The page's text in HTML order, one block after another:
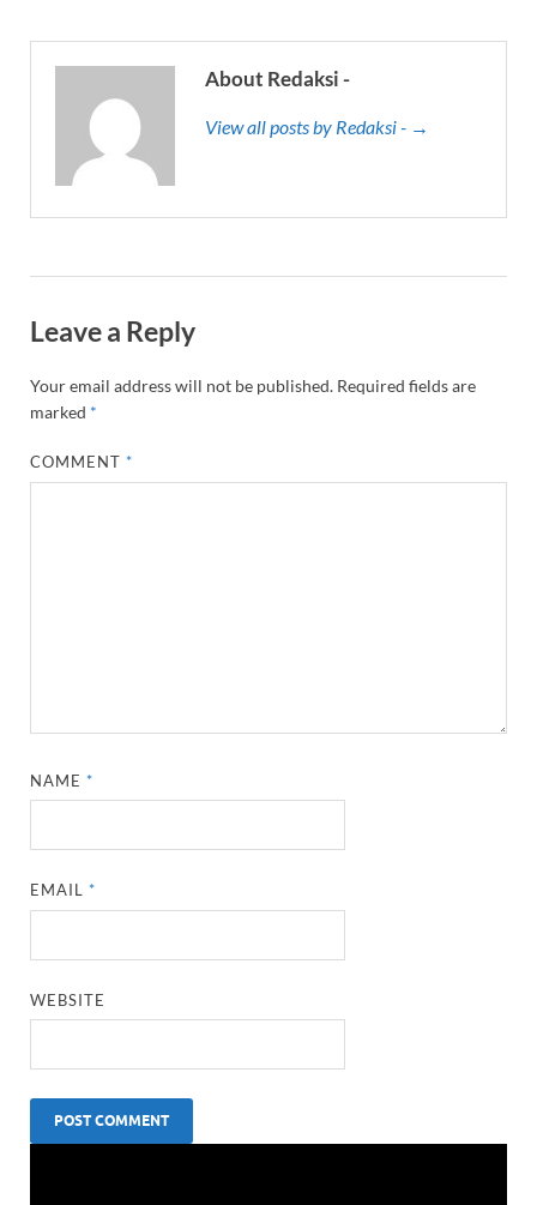
About Redaksi -
View all posts by Redaksi - →
Leave a Reply
Your email address will not be published. Required fields are
marked *
COMMENT*
NAME*
EMAIL*
WEBSITE